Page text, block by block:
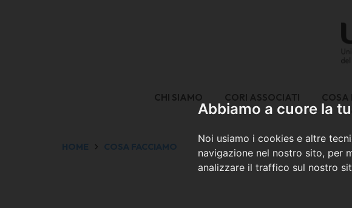
Abbiamo a cuore la
Noi usiamo i cookies e altre
navigazione nel nostro sito, per
analizzare il traffico sul nostro
CHI SIAMO CORI ASSOCIATI COSA
HOME COSA FACCIAMO